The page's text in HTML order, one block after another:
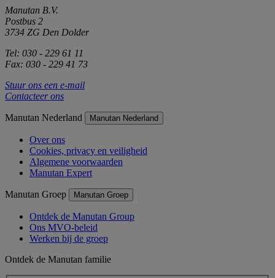
Manutan B.V.
Postbus 2
3734 ZG Den Dolder
Tel: 030 - 229 61 11
Fax: 030 - 229 41 73
Stuur ons een e-mail
Contacteer ons
Manutan Nederland Manutan Nederland
Over ons
Cookies, privacy en veiligheid
Algemene voorwaarden
Manutan Expert
Manutan Groep Manutan Groep
Ontdek de Manutan Group
Ons MVO-beleid
Werken bij de groep
Ontdek de Manutan familie